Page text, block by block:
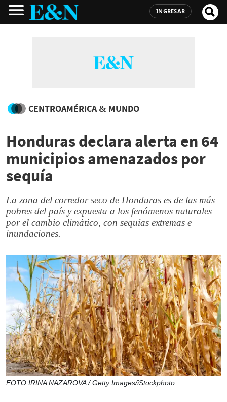
INGRESAR
CENTROAMÉRICA & MUNDO
Honduras declara alerta en 64
municipios amenazados por
sequía
La zona del corredor seco de Honduras es de las más
pobres del país y expuesta a los fenómenos naturales
por el cambio climático, con sequías extremas e
inundaciones.
FOTO IRINA NAZAROVA / Getty Images/iStockphoto